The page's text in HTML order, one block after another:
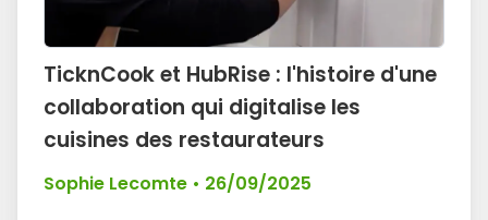
TicknCook et HubRise : l'histoire d'une
collaboration qui digitalise les
cuisines des restaurateurs
Sophie Lecomte • 26/09/2025